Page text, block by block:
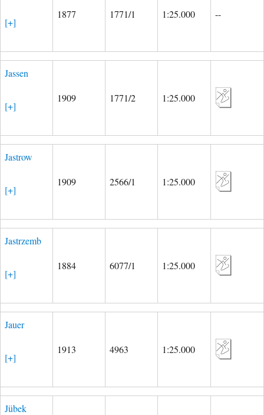
[+]
1877 1771/1 1:25.000 --
Jassen
[+]
1909 1771/2 1:25.000
Jastrow
[+]
1909 2566/1 1:25.000
Jastrzemb
[+]
1884 6077/1 1:25.000
Jauer
[+]
1913 4963 1:25.000
Jübek